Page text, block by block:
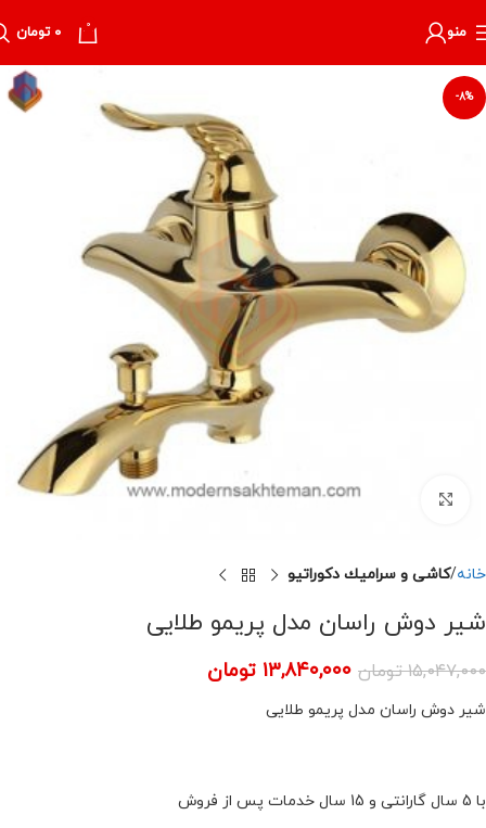
منو 0 ۰ تومان
-8%
برای بزرگنمایی کلیک کنید
خانه كاشى و سراميك دكوراتيو
شیر دوش راسان مدل پریمو طلایی
۱۵,۰۴۷,۰۰۰ تومان ۱۳,۸۴۰,۰۰۰ تومان
شیر دوش راسان مدل پریمو طلایی
با 5 سال گارانتی و 15 سال خدمات پس از فروش